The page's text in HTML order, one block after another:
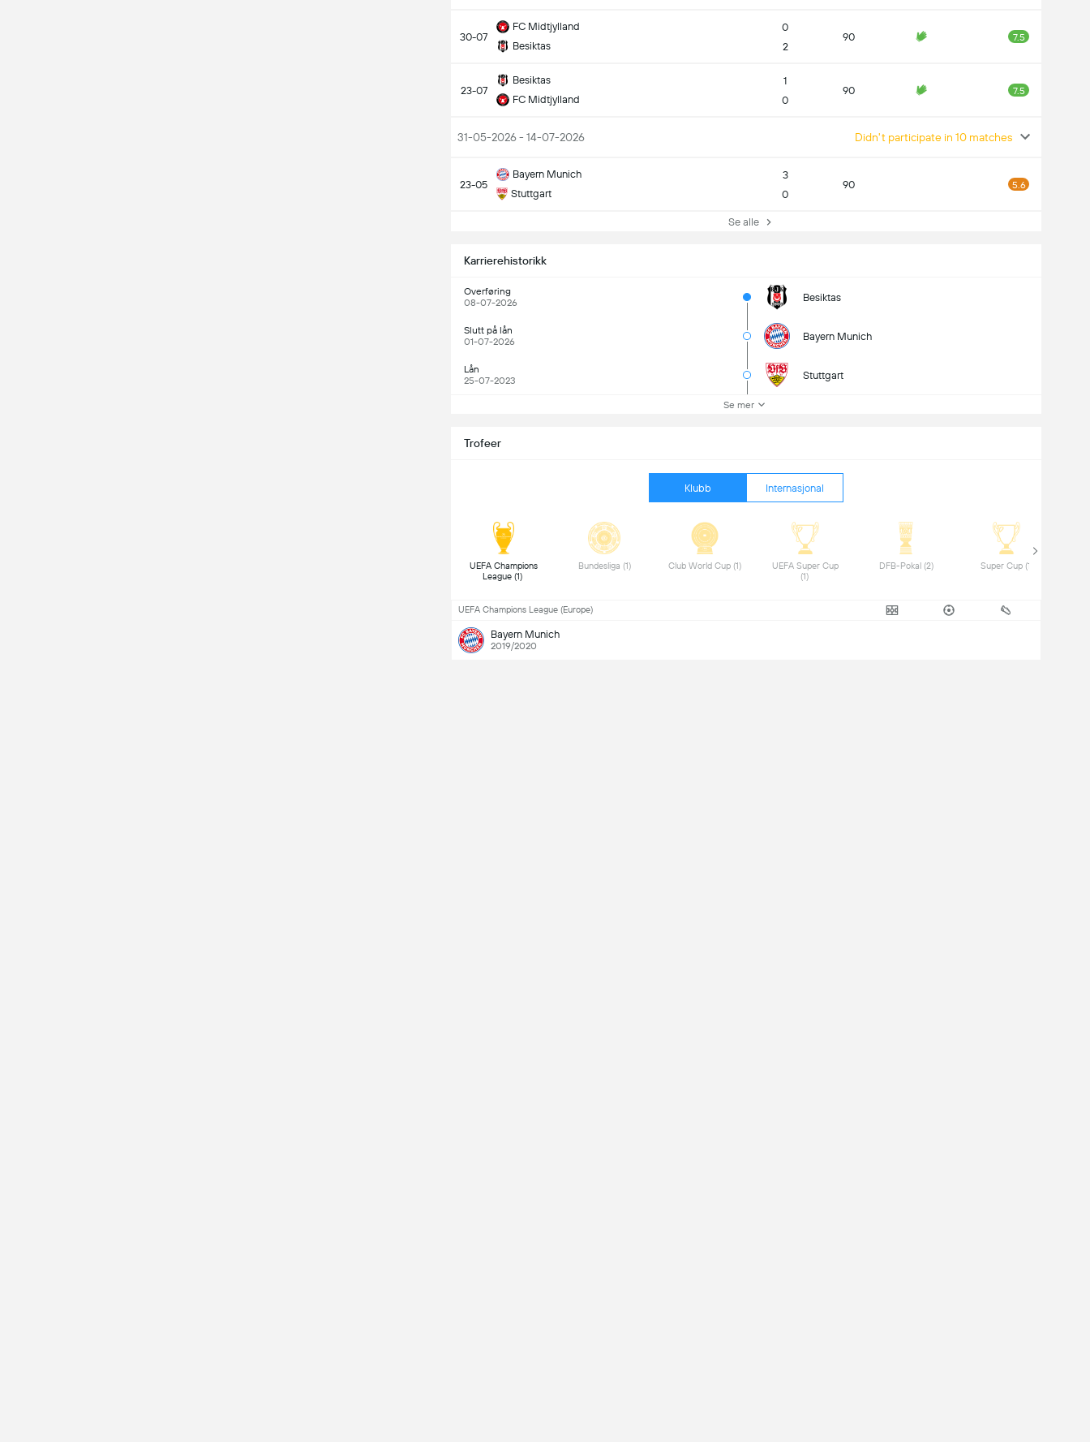
30-07
FC Midtjylland
Besiktas
0
2
90 7.5
23-07
Besiktas
FC Midtjylland
1
0
90 7.5
31-05-2026 - 14-07-2026 Didn't participate in 10 matches
23-05
Bayern Munich
Stuttgart
3
0
90 5.6
Se alle
Karrierehistorikk
Overføring
08-07-2026
Besiktas
Slutt på lån
01-07-2026
Bayern Munich
Lån
25-07-2023
Stuttgart
Se mer
Trofeer
Klubb Internasjonal
UEFA Champions
Bundesliga (1)
UEFA Super Cup
(1)
DFB-Pokal (2)
UEFA Champions League (Europe)
Bayern Munich
2019/2020